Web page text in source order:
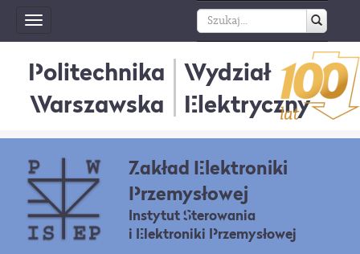
Toggle
navigation
Politechnika
Warszawska
Wydział
Elektryczny
Zakład Elektroniki
Przemysłowej
Instytut Sterowania
i Elektroniki Przemysłowej